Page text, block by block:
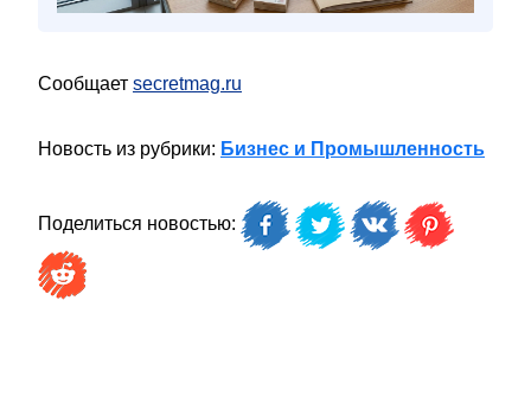
Сообщает secretmag.ru
Новость из рубрики: Бизнес и Промышленность
Поделиться новостью: